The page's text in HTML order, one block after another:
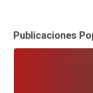
Publicaciones